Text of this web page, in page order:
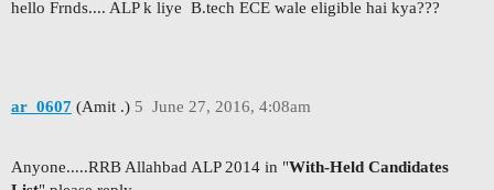
hello Frnds.... ALP k liye B.tech ECE wale eligible hai kya???
ar_0607 (Amit .) June 27, 2016, 4:08am
5
Anyone.....RRB Allahbad ALP 2014 in "With-Held Candidates